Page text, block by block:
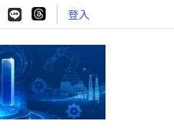
登入